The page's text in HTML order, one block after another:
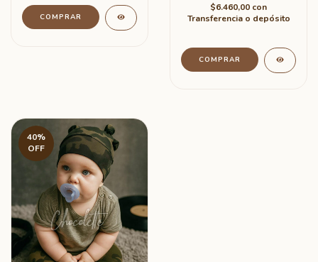
COMPRAR
$6.460,00 con
Transferencia o depósito
COMPRAR
40%
OFF